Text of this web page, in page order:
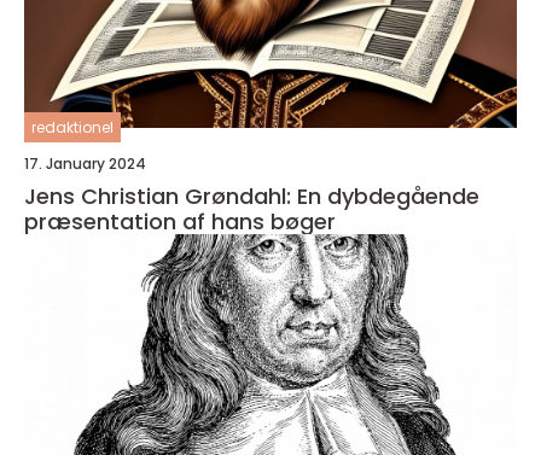
redaktionel
17. January 2024
Jens Christian Grøndahl: En dybdegående
præsentation af hans bøger